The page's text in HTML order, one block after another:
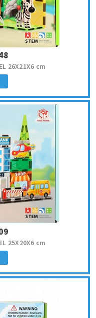
26X21X6 cm
25X20X6 cm